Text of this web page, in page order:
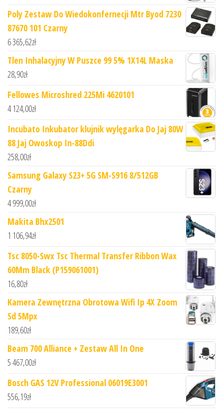
Poly Zestaw Do Wiedokonfernecji Mtr Byod 7230
87670 101 Czarny
6 365,62zł
Tlen Inhalacyjny W Puszce 99 5% 1X14L Maska
28,90zł
Fellowes Microshred 225Mi 4620101
4 124,00zł
Incubato Inkubator klujnik wylęgarka Do Jaj 80W
88 Jaj Owoskop In-88Ddi
258,00zł
Samsung Galaxy S23+ 5G SM-S916 8/512GB
Czarny
4 999,00zł
Makita Bhx2501
1 106,94zł
Tsc 8050-Swx Tsc Thermal Transfer Ribbon Wax
60Mm Black (P159061001)
16,80zł
Kamera Zewnętrzna Obrotowa Wifi Ip 4X Zoom
Sd 5Mpx
189,60zł
Beam 700 Alliance + Zestaw All In One
5 467,00zł
Bosch GAS 12V Professional 06019E3001
556,19zł